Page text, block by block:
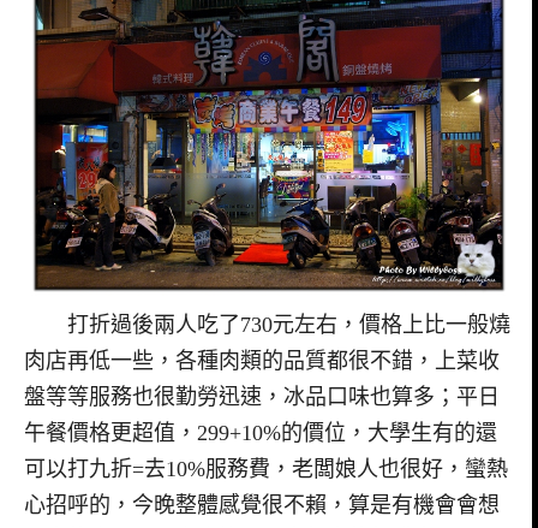
打折過後兩人吃了730元左右，價格上比一般燒
肉店再低一些，各種肉類的品質都很不錯，上菜收
盤等等服務也很勤勞迅速，冰品口味也算多；平日
午餐價格更超值，299+10%的價位，大學生有的還
可以打九折=去10%服務費，老闆娘人也很好，蠻熱
心招呼的，今晚整體感覺很不賴，算是有機會會想